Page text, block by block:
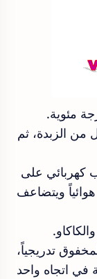
فرن دائرية مقاس 28 بقليل من الزبدة، ثم
كهربائي على
ويتضاعف
تدريجياً،
في اتجاه واحد